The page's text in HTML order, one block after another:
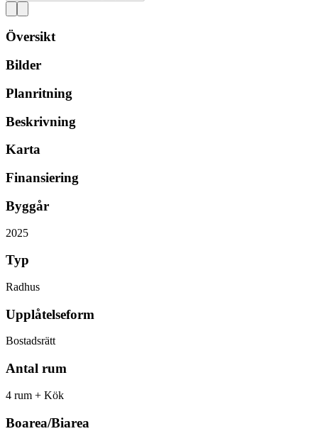
Översikt
Bilder
Planritning
Beskrivning
Karta
Finansiering
Byggår
2025
Typ
Radhus
Upplåtelseform
Bostadsrätt
Antal rum
4 rum + Kök
Boarea/Biarea